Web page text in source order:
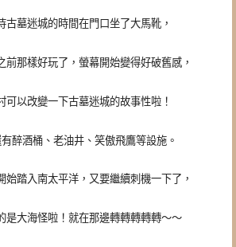
古墓迷城的時間在門口坐了大馬靴，
前那樣好玩了，螢幕開始變得好破舊感，
可以改變一下古墓迷城的故事性啦！
醉酒桶、老油井、笑傲飛鷹等設施。
始踏入南太平洋，又要繼續刺機一下了，
是大海怪啦！就在那邊轉轉轉轉轉～～